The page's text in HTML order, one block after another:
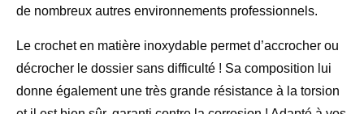
de nombreux autres environnements professionnels.
Le crochet en matière inoxydable permet d’accrocher ou
décrocher le dossier sans difficulté ! Sa composition lui
donne également une très grande résistance à la torsion